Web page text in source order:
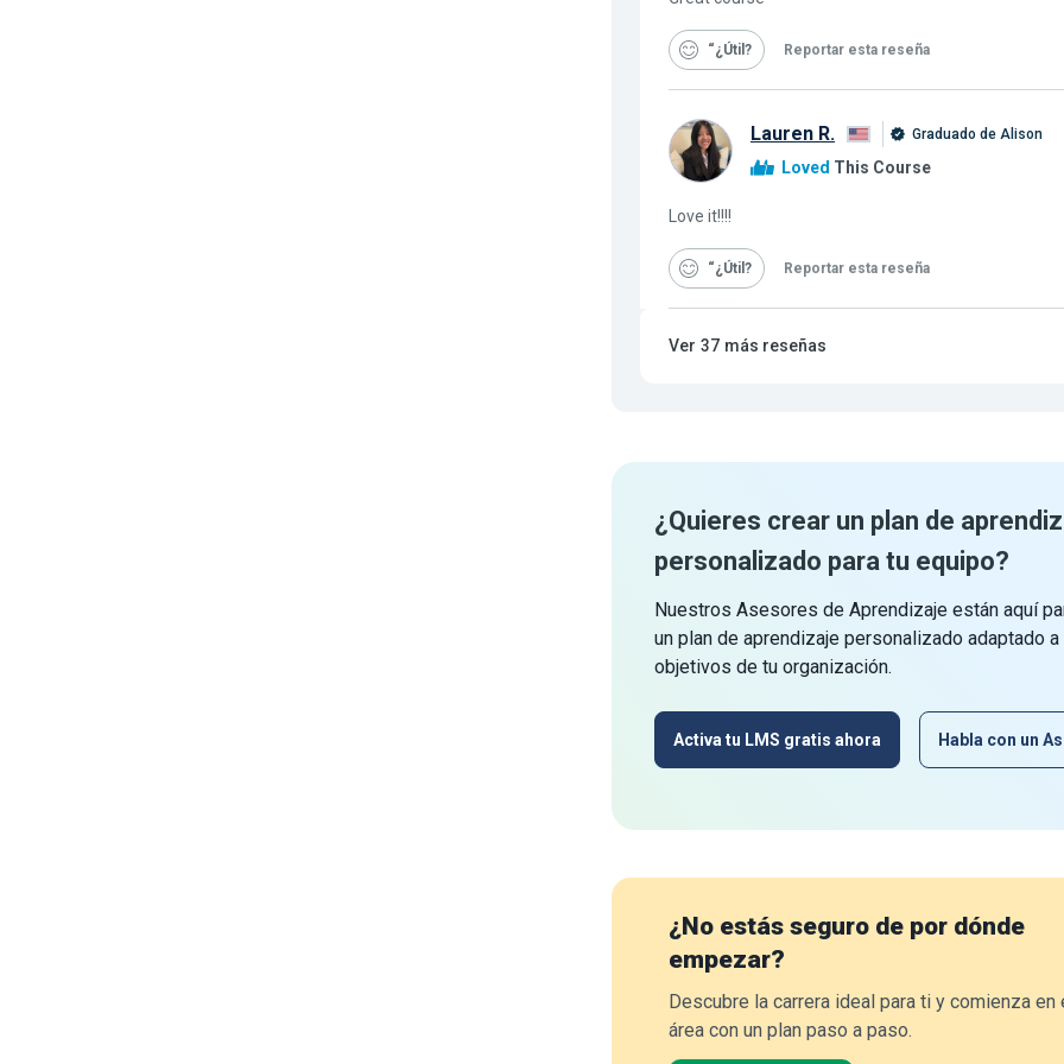
“¿Útil Reportar esta reseña
Lauren R. Graduado de Alison
Loved This Course
Love it!!!!
“¿Útil Reportar esta reseña
Ver 37 más reseñas
¿Quieres crear un plan de
personalizado para tu equipo?
Nuestros Asesores de Aprendizaje están aquí
un plan de aprendizaje personalizado adaptado
objetivos de tu organización.
Activa tu LMS gratis ahora Habla con un
¿No estás seguro de por dónde
empezar?
Descubre la carrera ideal para ti y comienza en
área con un plan paso a paso.